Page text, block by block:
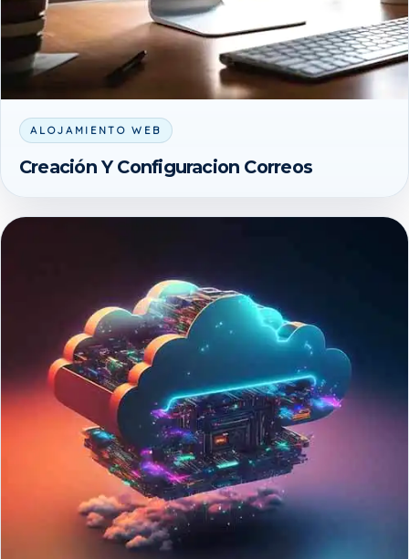
ALOJAMIENTO WEB
Creación Y Configuracion Correos